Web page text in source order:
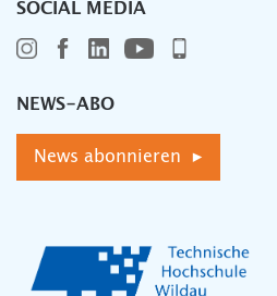
SOCIAL MEDIA
NEWS-ABO
News abonnieren ▸